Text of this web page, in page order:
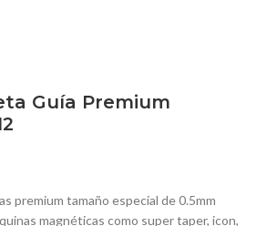
Guía Premium
premium tamaño especial de 0.5mm
magnéticas como super taper, icon,